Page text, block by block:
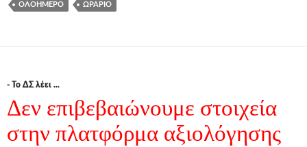
ΟΛΟΉΜΕΡΟ ΩΡΆΡΙΟ
- Το ΔΣ λέει ...
Δεν επιβεβαιώνουμε στοιχεία
στην πλατφόρμα αξιολόγησης